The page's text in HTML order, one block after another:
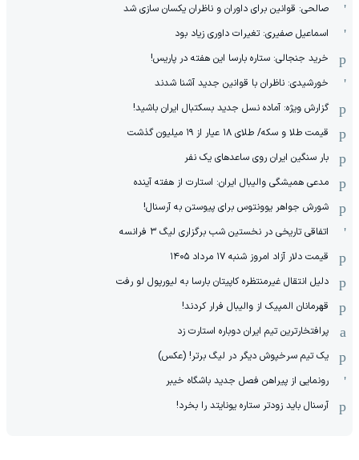
صالحی: قوانین برای داوران و ناظران یکسان سازی شد
اسماعیل صفیری: تغیرات داوری زیاد بود
خرید جنجالی: ستاره بارسا این هفته در پاریس!
خورشیدی: ناظران با قوانین جدید آشنا شدند
گزارش ویژه‌: آماده نسل جدید بسکتبال ایران باشید!
قیمت طلا و سکه/ طلای ۱۸ عیار از ۱۹ میلیون گذشت
بار سنگین ایران روی ساعدهای یک نفر
مدعی همیشگی والیبال ایران: استارت از هفته آینده
شورش جواهر یوونتوس برای پیوستن به آرسنال!
اتفاقی تاریخی در نخستین شب برگزاری لیگ ۳ فرانسه
قیمت دلار آزاد امروز شنبه ۱۷ مرداد ۱۴۰۵
دلیل انتقال غیرمنتظره کاپیتان بارسا به لیورپول لو رفت
قهرمانان المپیک از والیبال فرار کردند!
پرافتخارترین تیم ایران دوباره استارت زد
یک تیم سرخپوش دیگر در لیگ برتر! (عکس)
رونمایی از پیراهن فصل جدید باشگاه خیبر
آرسنال باید زودتر ستاره یونایتد را بخرد!